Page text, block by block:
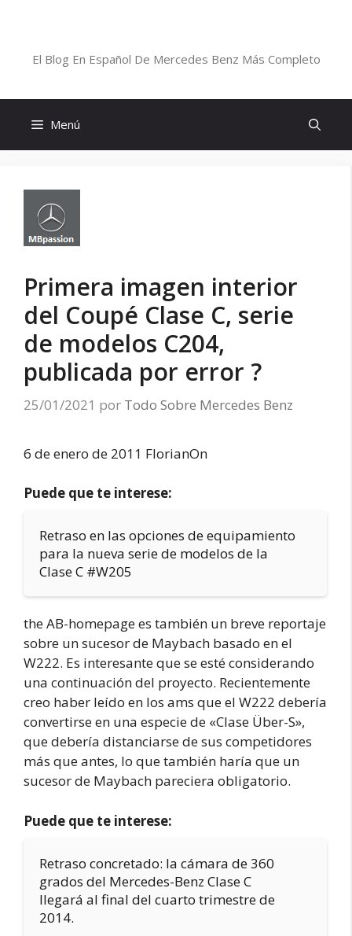
El Blog En Español De Mercedes Benz Más Completo
Menú
Primera imagen interior
del Coupé Clase C, serie
de modelos C204,
publicada por error ?
25/01/2021 por Todo Sobre Mercedes Benz
6 de enero de 2011 FlorianOn
Puede que te interese:
Retraso en las opciones de equipamiento
para la nueva serie de modelos de la
Clase C #W205
the AB-homepage es también un breve reportaje
sobre un sucesor de Maybach basado en el
W222. Es interesante que se esté considerando
una continuación del proyecto. Recientemente
creo haber leído en los ams que el W222 debería
convertirse en una especie de «Clase Über-S»,
que debería distanciarse de sus competidores
más que antes, lo que también haría que un
sucesor de Maybach pareciera obligatorio.
Puede que te interese:
Retraso concretado: la cámara de 360
grados del Mercedes-Benz Clase C
llegará al final del cuarto trimestre de
2014.